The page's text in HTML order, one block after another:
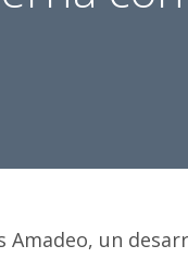
Amadeo, un